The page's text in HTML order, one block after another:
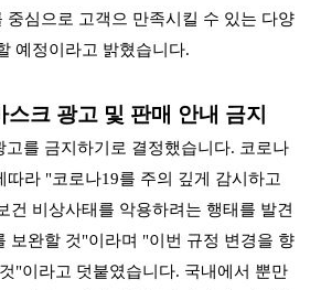
중심으로 고객으 만족시킬 수 있는 다양
예정이라고 밝혔습니다.
스크 광고 및 판매 안내 금지
고를 금지하기로 결정했습니다. 코로나
따라 "코로나19를 주의 깊게 감시하고
건 비상사태를 악용하려는 행태를 발견
보완할 것"이라며 "이번 규정 변경을 향
"이라고 덧붙였습니다. 국내에서 뿐만